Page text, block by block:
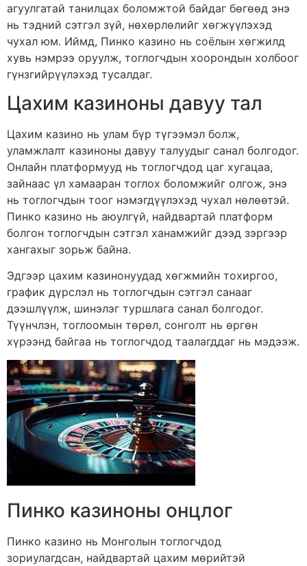
агуулгатай танилцах боломжтой байдаг бөгөөд энэ
нь тэдний сэтгэл зүй, нөхөрлөлийг хөгжүүлэхэд
чухал юм. Иймд, Пинко казино нь соёлын хөгжилд
хувь нэмрээ оруулж, тоглогчдын хоорондын холбоог
гүнзгийрүүлэхэд тусалдаг.
Цахим казиноны давуу тал
Цахим казино нь улам бүр түгээмэл болж,
уламжлалт казиноны давуу талуудыг санал болгодог.
Онлайн платформууд нь тоглогчдод цаг хугацаа,
зайнаас үл хамааран тоглох боломжийг олгож, энэ
нь тоглогчдын тоог нэмэгдүүлэхэд чухал нөлөөтэй.
Пинко казино нь аюулгүй, найдвартай платформ
болгон тоглогчдын сэтгэл ханамжийг дээд зэргээр
хангахыг зорьж байна.
Эдгээр цахим казинонуудад хөгжмийн тохиргоо,
график дүрслэл нь тоглогчдын сэтгэл санааг
дээшлүүлж, шинэлэг туршлага санал болгодог.
Түүнчлэн, тоглоомын төрөл, сонголт нь өргөн
хүрээнд байгаа нь тоглогчдод таалагддаг нь мэдээж.
Пинко казиноны онцлог
Пинко казино нь Монголын тоглогчдод
зориулагдсан, найдвартай цахим мөрийтэй